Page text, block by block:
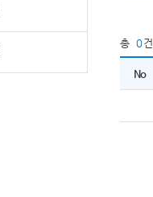
총 0건
No